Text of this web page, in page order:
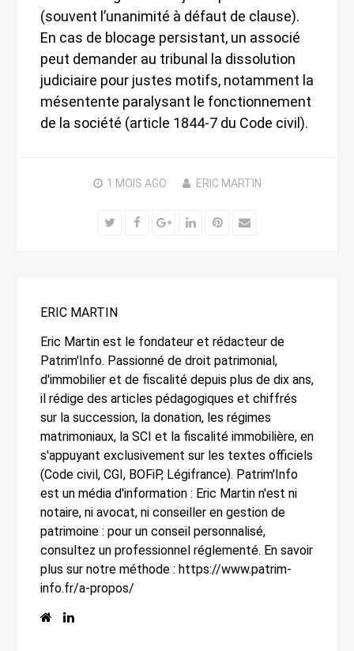
(souvent l’unanimité à défaut de clause).
En cas de blocage persistant, un associé
peut demander au tribunal la dissolution
judiciaire pour justes motifs, notamment la
mésentente paralysant le fonctionnement
de la société (article 1844-7 du Code civil).
1 MOIS AGO ERIC MARTIN
TwitterFacebookGoogle+
LinkedInPinterest
Email
ERIC MARTIN
Eric Martin est le fondateur et rédacteur de
Patrim'Info. Passionné de droit patrimonial,
d'immobilier et de fiscalité depuis plus de dix ans,
il rédige des articles pédagogiques et chiffrés
sur la succession, la donation, les régimes
matrimoniaux, la SCI et la fiscalité immobilière, en
s'appuyant exclusivement sur les textes officiels
(Code civil, CGI, BOFiP, Légifrance). Patrim'Info
est un média d'information : Eric Martin n'est ni
notaire, ni avocat, ni conseiller en gestion de
patrimoine : pour un conseil personnalisé,
consultez un professionnel réglementé. En savoir
plus sur notre méthode : https://www.patrim-
info.fr/a-propos/